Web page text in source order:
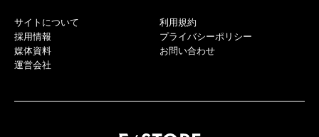
サイトについて
採用情報
媒体資料
運営会社
利用規約
プライバシーポリシー
お問い合わせ